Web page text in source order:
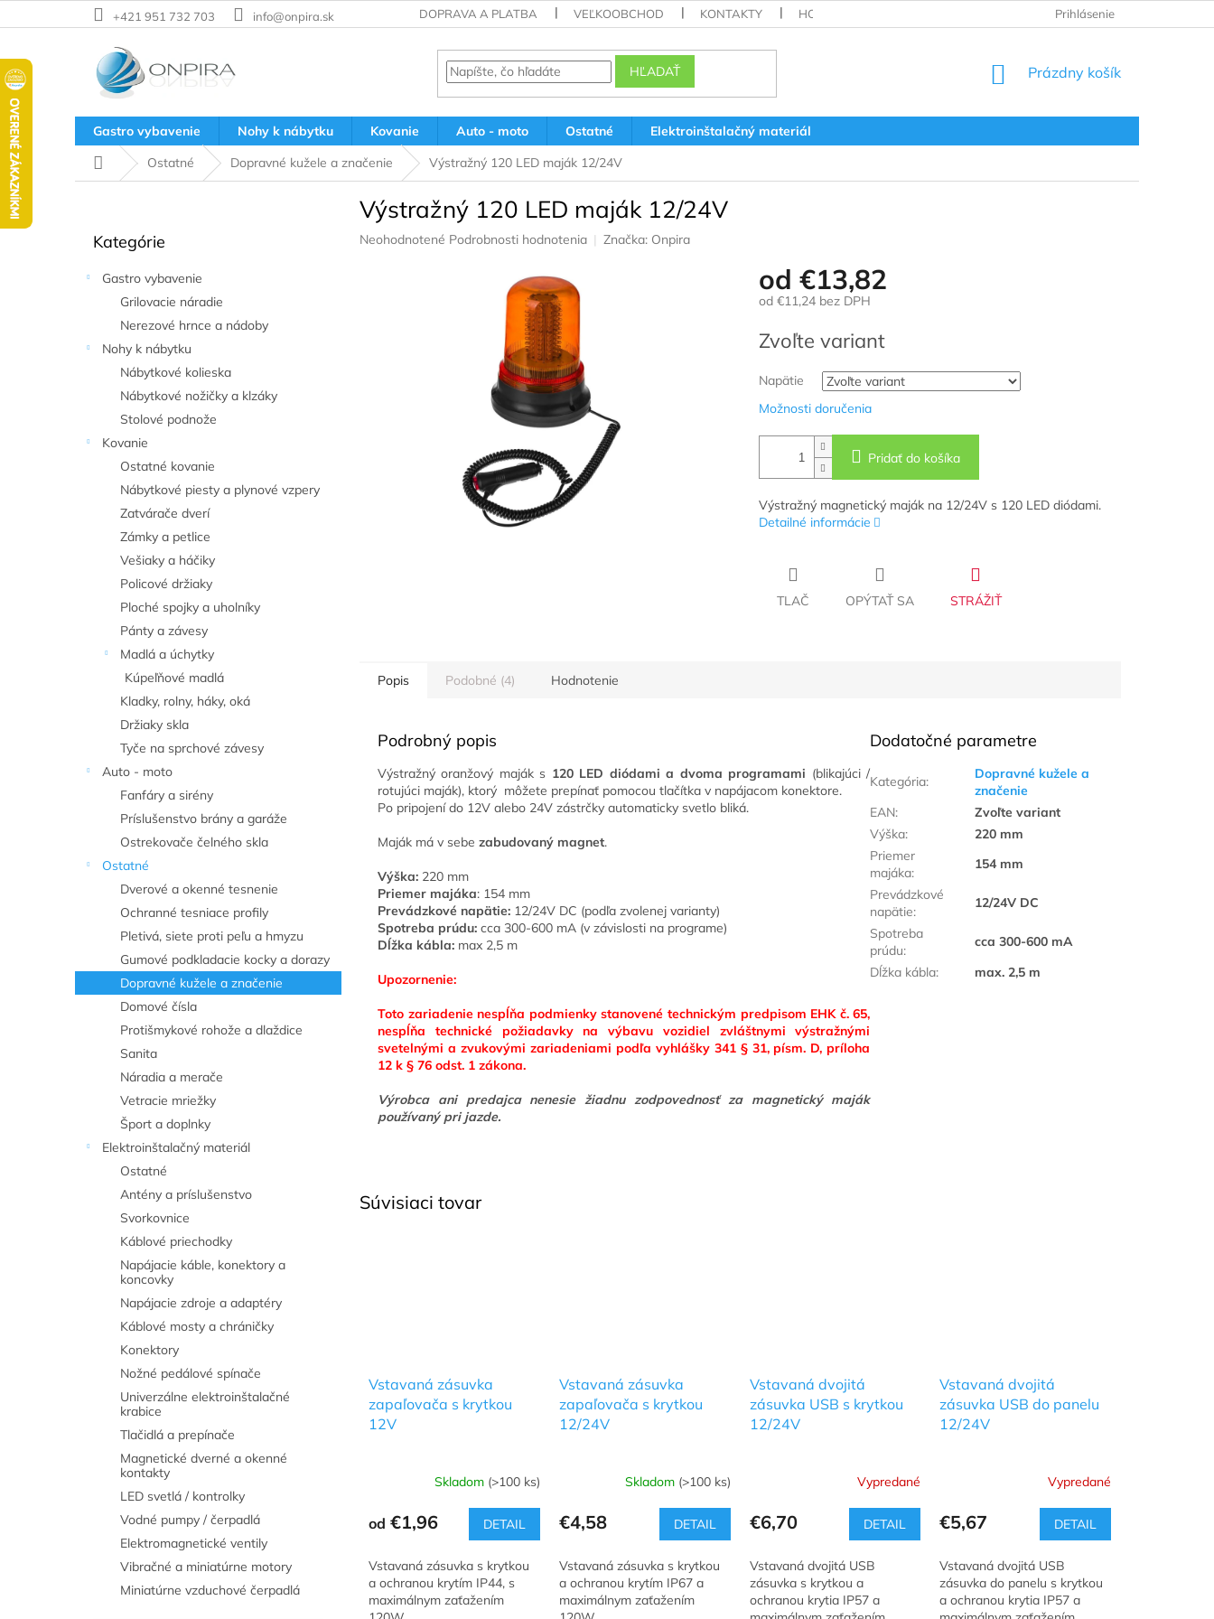
na
+421 951 732 703 info@onpira.sk DOPRAVA A PLATBA VEĽKOOBCHOD KONTAKTY HODNOTENIE OBCHODU VRÁTENIE A REKLAMÁCIA
Prihlásenie
HĽADAŤ
NÁKUPNÝ
Prázdny košík
Gastro vybavenie Nohy k nábytku Kovanie Auto - moto Ostatné
Elektroinštalačný materiál
DomovOstatné Dopravné kužele a značenie Výstražný 120 LED maják 12/24V
kategórie
Kategórie
Gastro vybavenie
Grilovacie náradie
Nerezové hrnce a nádoby
Nohy k nábytku
Nábytkové kolieska
Nábytkové nožičky a klzáky
Stolové podnože
Kovanie
Ostatné kovanie
Nábytkové piesty a plynové vzpery
Zatvárače dverí
Zámky a petlice
Vešiaky a háčiky
Policové držiaky
Ploché spojky a uholníky
Pánty a závesy
Madlá a úchytky
Kúpeľňové madlá
Kladky, rolny, háky, oká
Držiaky skla
Tyče na sprchové závesy
Auto - moto
Fanfáry a sirény
Príslušenstvo brány a garáže
Ostrekovače čelného skla
Ostatné
Dverové a okenné tesnenie
Ochranné tesniace profily
Pletivá, siete proti peľu a hmyzu
Gumové podkladacie kocky a dorazy
Dopravné kužele a značenie
Domové čísla
Protišmykové rohože a dlaždice
Sanita
Náradia a merače
Vetracie mriežky
Šport a doplnky
Elektroinštalačný materiál
Ostatné
Antény a príslušenstvo
Svorkovnice
Káblové priechodky
Napájacie káble, konektory a
koncovky
Napájacie zdroje a adaptéry
Káblové mosty a chráničky
Konektory
Nožné pedálové spínače
Univerzálne elektroinštalačné
krabice
Tlačidlá a prepínače
Magnetické dverné a okenné
kontakty
LED svetlá / kontrolky
Vodné pumpy / čerpadlá
Elektromagnetické ventily
Vibračné a miniatúrne motory
Miniatúrne vzduchové čerpadlá
Výstražný 120 LED maják 12/24V
Priemerné
Neohodnotené Podrobnosti hodnotenia Značka: Onpira
od €13,82
od €11,24bez DPH
cena:
Zvoľte variant
Napätie
Možnosti doručenia
Pridať do košíka
Výstražný magnetický maják na 12/24V s 120 LED diódami.
Detailné informácie
TLAČ OPÝTAŤ SA STRÁŽIŤ
Súvisiaci tovar
Vstavaná zásuvka
zapaľovača s krytkou
12V
Skladom (>100 ks)
od €1,96 DETAIL
Vstavaná zásuvka s krytkou
a ochranou krytím IP44, s
maximálnym zaťažením
Vstavaná zásuvka
zapaľovača s krytkou
12/24V
Skladom (>100 ks)
€4,58 DETAIL
Vstavaná zásuvka s krytkou
a ochranou krytím IP67 a
maximálnym zaťažením
Vstavaná dvojitá
zásuvka USB s krytkou
12/24V
Vypredané
€6,70 DETAIL
Vstavaná dvojitá USB
zásuvka s krytkou a
ochranou krytia IP57 a
Vstavaná dvojitá
zásuvka USB do panelu
12/24V
Vypredané
€5,67 DETAIL
Vstavaná dvojitá USB
zásuvka do panelu s krytkou
a ochranou krytia IP57 a
Popis Podobné (4) Hodnotenie
Podrobný popis
Výstražný oranžový maják s 120 LED diódami a dvoma programami (blikajúci /
rotujúci maják), ktorý môžete prepínať pomocou tlačítka v napájacom konektore.
Po pripojení do 12V alebo 24V zástrčky automaticky svetlo bliká.
Maják má v sebe zabudovaný magnet.
Výška: 220 mm
Priemer majáka: 154 mm
Prevádzkové napätie: 12/24V DC (podľa zvolenej varianty)
Spotreba prúdu: cca 300-600 mA (v závislosti na programe)
Dĺžka kábla: max 2,5 m
Upozornenie:
Toto zariadenie nespĺňa podmienky stanovené technickým predpisom EHK č. 65,
nespĺňa technické požiadavky na výbavu vozidiel zvláštnymi výstražnými
svetelnými a zvukovými zariadeniami podľa vyhlášky 341 § 31, písm. D, príloha
12 k § 76 odst. 1 zákona.
Výrobca ani predajca nenesie žiadnu zodpovednosť za magnetický maják
používaný pri jazde.
Dodatočné parametre
Kategória:
Dopravné kužele a
značenie
EAN:
Zvoľte variant
Výška:
220 mm
Priemer
majáka:
154 mm
Prevádzkové
napätie:
12/24V DC
Spotreba
prúdu:
cca 300-600 mA
Dĺžka kábla: max. 2,5 m